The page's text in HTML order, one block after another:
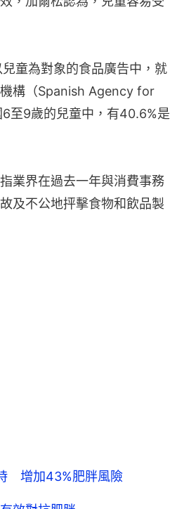
童為對象的食品廣告中，就
構（Spanish Agency for
至9歲的兒童中，有40.6%是
業界在過去一年與消費事務
及不公地抨擊食物和飲品製
增加43%肥胖風險